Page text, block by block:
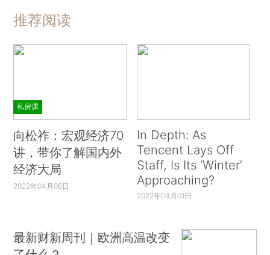
推荐阅读
私房课
向松祚：宏观经济70
讲，带你了解国内外
经济大局
2022年04月06日
In Depth: As
Tencent Lays Off
Staff, Is Its ‘Winter’
Approaching?
2022年04月01日
最新财新周刊｜欧洲高温改变